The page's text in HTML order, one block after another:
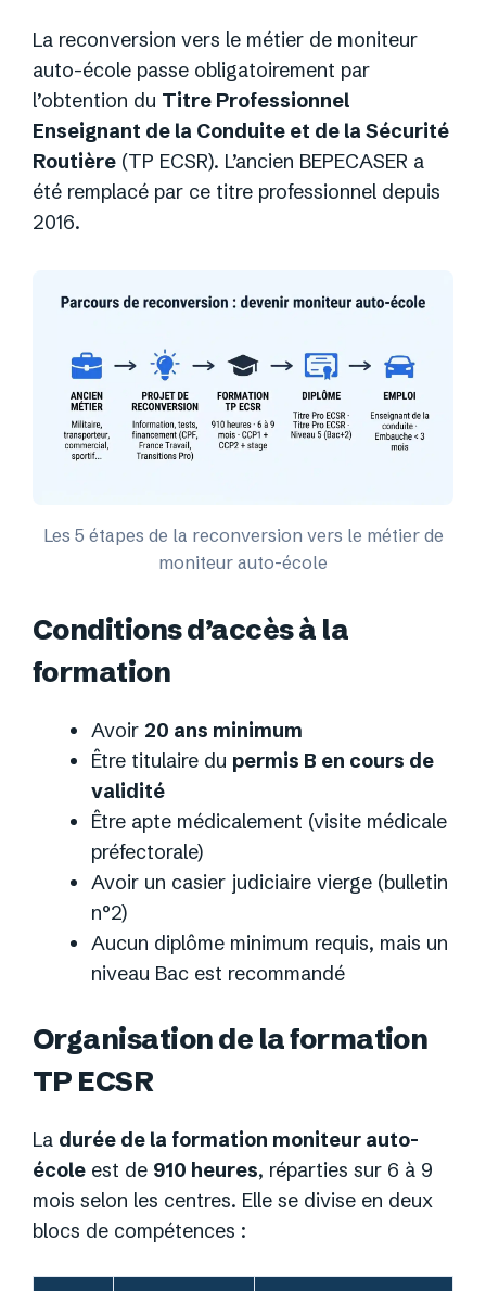
La reconversion vers le métier de moniteur
auto-école passe obligatoirement par
l’obtention du Titre Professionnel
Enseignant de la Conduite et de la Sécurité
Routière (TP ECSR). L’ancien BEPECASER a
été remplacé par ce titre professionnel depuis
2016.
Les 5 étapes de la reconversion vers le métier de
moniteur auto-école
Conditions d’accès à la
formation
Avoir 20 ans minimum
Être titulaire du permis B en cours de
validité
Être apte médicalement (visite médicale
préfectorale)
Avoir un casier judiciaire vierge (bulletin
n°2)
Aucun diplôme minimum requis, mais un
niveau Bac est recommandé
Organisation de la formation
TP ECSR
La durée de la formation moniteur auto-
école est de 910 heures, réparties sur 6 à 9
mois selon les centres. Elle se divise en deux
blocs de compétences :